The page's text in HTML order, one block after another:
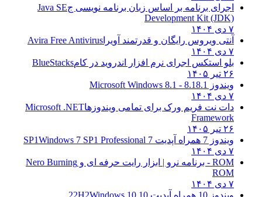
اجرای برنامه بر اساس زبان برنامه نویسی جJava SE
Development Kit (JDK)
۷ دی ۱۴۰۴
آنتی ویروس رایگان و قدرتمند آویرا Avira Free Antivirus
۷ دی ۱۴۰۴
بلو استکس اجرای نرم افزار اندروید در کامBlueStacks
۲۶ تیر ۱۴۰۵
ویندوز 8.1 8.1 - Microsoft Windows 8.1
۷ دی ۱۴۰۴
دات نت فریم ورک برای تمامی ویندوزهاMicrosoft .NET
Framework
۲۶ تیر ۱۴۰۵
ویندوز 7 همراه آپدیت 7 SP1
Windows 7 SP1 Professional
۷ دی ۱۴۰۴
ROM - برنامه نرو | ابزار رایت حرفه ای و
Nero Burning
ROM
۷ دی ۱۴۰۴